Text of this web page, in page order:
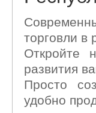
торговли в
Откройте
развития
Просто
удобно